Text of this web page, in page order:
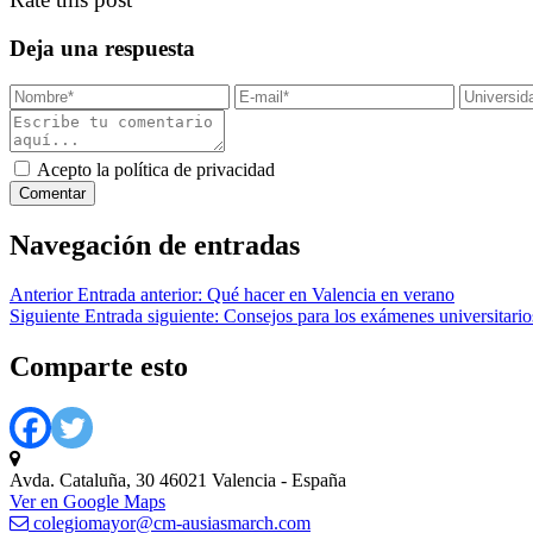
Deja una respuesta
Acepto la política de privacidad
Navegación de entradas
Anterior Entrada anterior: Qué hacer en Valencia en verano
Siguiente Entrada siguiente: Consejos para los exámenes
Comparte esto
Avda. Cataluña, 30 46021 Valencia - España
Ver en Google Maps
colegiomayor@cm-ausiasmarch.com